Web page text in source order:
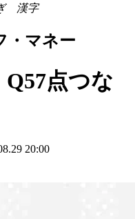
漢字
・マネー
Q57点つな
20:00